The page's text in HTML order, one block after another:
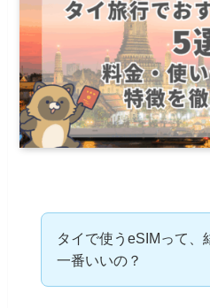
タイで使うeSIMって、
一番いいの？